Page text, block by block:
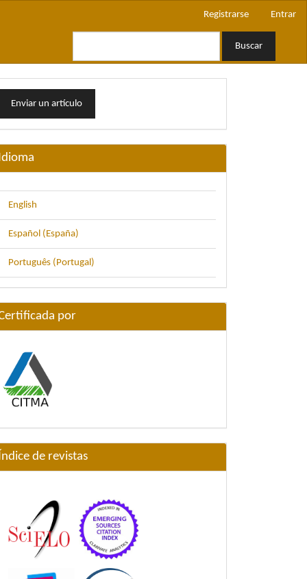
Registrarse Entrar
Buscar
Enviar un artículo
English
Español (España)
Português (Portugal)
por
Índice de revistas